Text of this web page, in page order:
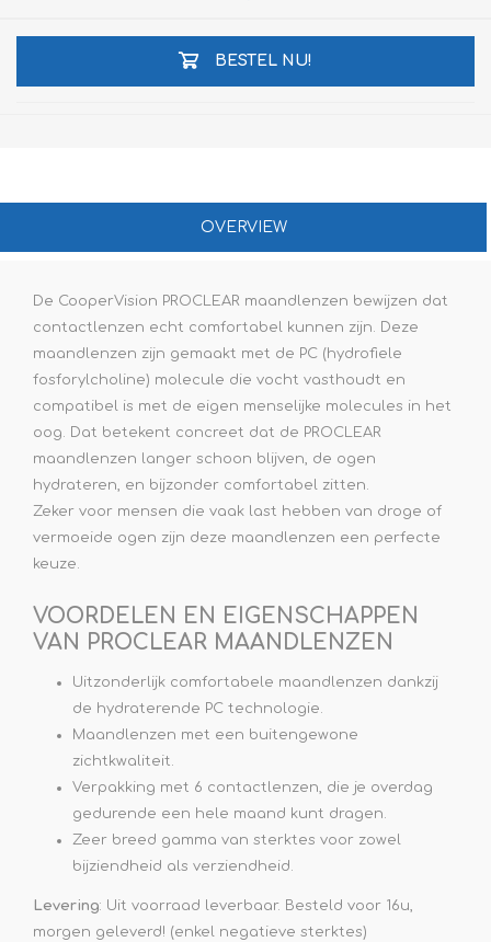
BESTEL NU!
OVERVIEW
De CooperVision PROCLEAR maandlenzen bewijzen dat
contactlenzen echt comfortabel kunnen zijn. Deze
maandlenzen zijn gemaakt met de PC (hydrofiele
fosforylcholine) molecule die vocht vasthoudt en
compatibel is met de eigen menselijke molecules in het
oog. Dat betekent concreet dat de PROCLEAR
maandlenzen langer schoon blijven, de ogen
hydrateren, en bijzonder comfortabel zitten.
Zeker voor mensen die vaak last hebben van droge of
vermoeide ogen zijn deze maandlenzen een perfecte
keuze.
VOORDELEN EN EIGENSCHAPPEN
VAN PROCLEAR MAANDLENZEN
Uitzonderlijk comfortabele maandlenzen dankzij
de hydraterende PC technologie.
Maandlenzen met een buitengewone
zichtkwaliteit.
Verpakking met 6 contactlenzen, die je overdag
gedurende een hele maand kunt dragen.
Zeer breed gamma van sterktes voor zowel
bijziendheid als verziendheid.
Levering: Uit voorraad leverbaar. Besteld voor 16u,
morgen geleverd! (enkel negatieve sterktes)